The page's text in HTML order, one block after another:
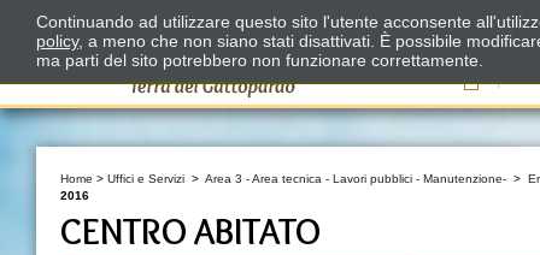
Il
Home > Uffici e Servizi > Area 3 - Area tecnica - Lavori pubblici - Manutenzione- >
2016
CENTRO ABITATO
Continuando ad utilizzare questo sito l'utente acconsente
policy, a meno che non siano stati disattivati. È possibile
ma parti del sito potrebbero non funzionare correttamente.